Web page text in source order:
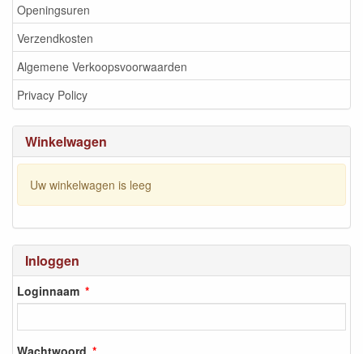
Openingsuren
Verzendkosten
Algemene Verkoopsvoorwaarden
Privacy Policy
Winkelwagen
Uw winkelwagen is leeg
Inloggen
Loginnaam
Wachtwoord